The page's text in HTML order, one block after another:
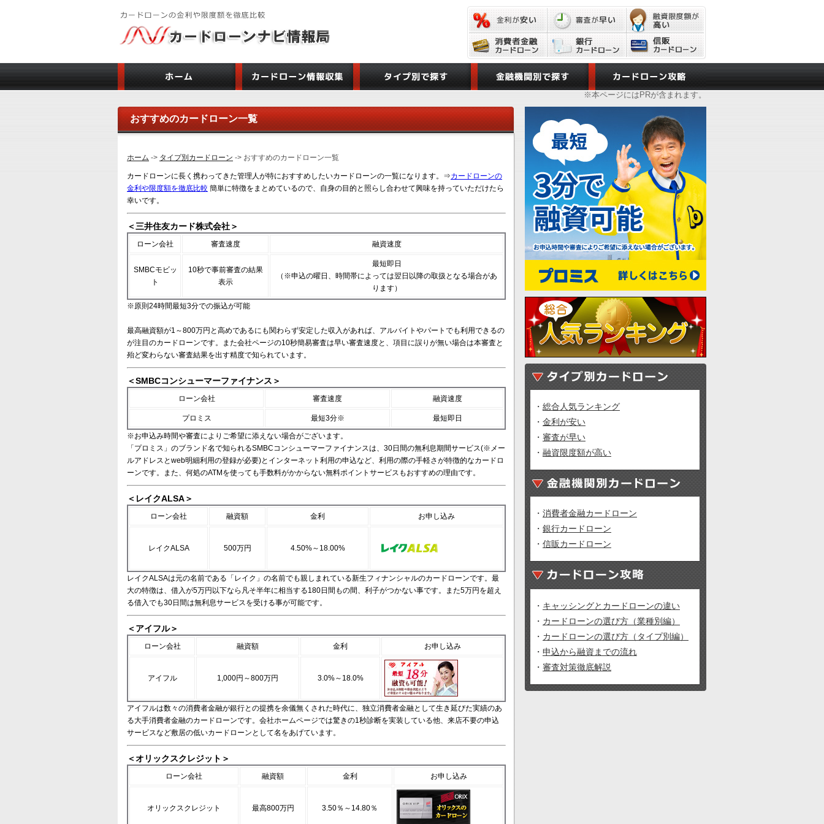
※本ページにはPRが含まれます。
おすすめのカードローン一覧
ホーム -> タイプ別カードローン -> おすすめのカードローン一覧
カードローンに長く携わってきた管理人が特におすすめしたいカードローンの一覧になります。⇒カードローンの
金利や限度額を徹底比較 簡単に特徴をまとめているので、自身の目的と照らし合わせて興味を持っていただけたら
幸いです。
＜三井住友カード株式会社＞
ローン会社 審査速度 融資速度
SMBCモビッ
ト
10秒で事前審査の結果
表示
最短即日
（※申込の曜日、時間帯によっては翌日以降の取扱となる場合があ
ります）
※原則24時間最短3分での振込が可能
最高融資額が1～800万円と高めであるにも関わらず安定した収入があれば、アルバイトやパートでも利用できるの
が注目のカードローンです。また会社ページの10秒簡易審査は早い審査速度と、項目に誤りが無い場合は本審査と
殆ど変わらない審査結果を出す精度で知られています。
＜SMBCコンシューマーファイナンス＞
ローン会社 審査速度 融資速度
プロミス 最短3分※ 最短即日
※お申込み時間や審査によりご希望に添えない場合がございます。
「プロミス」のブランド名で知られるSMBCコンシューマーファイナンスは、30日間の無利息期間サービス(※メー
ルアドレスとweb明細利用の登録が必要)とインターネット利用の申込など、利用の際の手軽さが特徴的なカードロ
ーンです。また、何処のATMを使っても手数料がかからない無料ポイントサービスもおすすめの理由です。
＜レイクALSA＞
ローン会社 融資額 金利 お申し込み
レイクALSA 500万円 4.50%～18.00%
レイクALSAは元の名前である「レイク」の名前でも親しまれている新生フィナンシャルのカードローンです。最
大の特徴は、借入が5万円以下なら凡そ半年に相当する180日間もの間、利子がつかない事です。また5万円を超え
る借入でも30日間は無利息サービスを受ける事が可能です。
＜アイフル＞
ローン会社 融資額 金利 お申し込み
アイフル 1,000円～800万円 3.0%～18.0%
アイフルは数々の消費者金融が銀行との提携を余儀無くされた時代に、独立消費者金融として生き延びた実績のあ
る大手消費者金融のカードローンです。会社ホームページでは驚きの1秒診断を実装している他、来店不要の申込
サービスなど敷居の低いカードローンとして名をあげています。
＜オリックスクレジット＞
ローン会社 融資額 金利 お申し込み
オリックスクレジット 最高800万円 3.50％～14.80％
・ 総合人気ランキング
・ 金利が安い
・ 審査が早い
・ 融資限度額が高い
・ 消費者金融カードローン
・ 銀行カードローン
・ 信販カードローン
・ キャッシングとカードローンの違い
・ カードローンの選び方（業種別編）
・ カードローンの選び方（タイプ別編）
・ 申込から融資までの流れ
・ 審査対策徹底解説